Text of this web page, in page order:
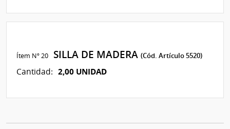
Ítem Nº 20 SILLA DE MADERA(Cód. Artículo 5520)
Cantidad: 2,00 UNIDAD